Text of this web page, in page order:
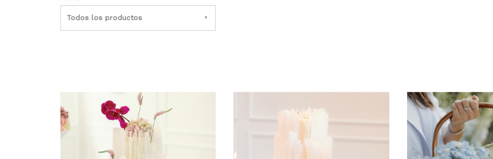
Todos los productos